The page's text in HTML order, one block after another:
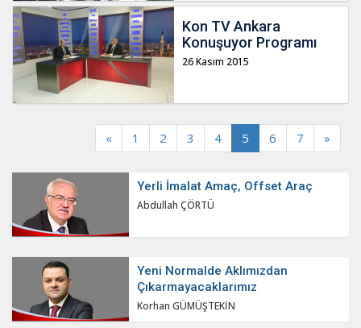
Kon TV Ankara
Konuşuyor Programı
26 Kasım 2015
« 1 2 3 4 5 6 7 »
Yerli İmalat Amaç, Offset Araç
Abdullah ÇÖRTÜ
Yeni Normalde Aklımızdan
Çıkarmayacaklarımız
Korhan GÜMÜŞTEKİN